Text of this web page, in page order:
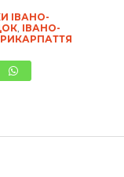
ІВАНО-
, ІВАНО-